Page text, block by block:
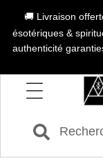
🚚 Livraison
ésotériques &
authenticité